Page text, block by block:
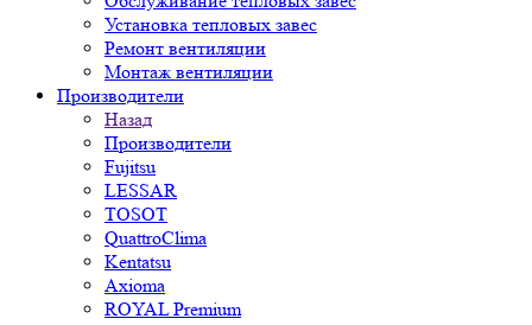
Установка тепловых завес
Ремонт вентиляции
Монтаж вентиляции
Производители
Назад
Производители
Fujitsu
LESSAR
TOSOT
QuattroClima
Kentatsu
Axioma
ROYAL Premium